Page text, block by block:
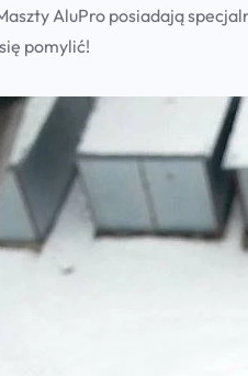
AluPro posiadają
pomylić!